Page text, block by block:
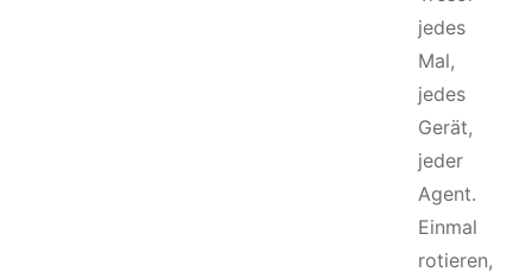
jedes
Mal,
jedes
Gerät,
jeder
Agent.
Einmal
rotieren,